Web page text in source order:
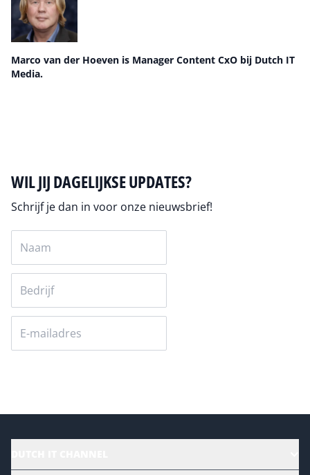
Marco van der Hoeven is Manager Content CxO bij Dutch IT
Media.
WIL JIJ DAGELIJKSE UPDATES?
Schrijf je dan in voor onze nieuwsbrief!